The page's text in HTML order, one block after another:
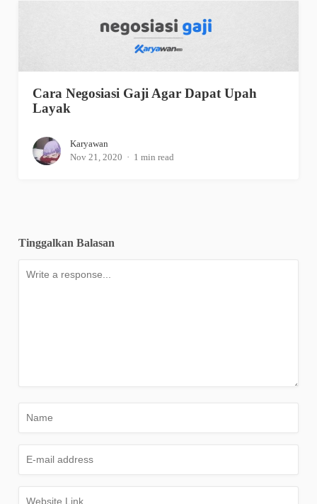
Cara Negosiasi Gaji Agar Dapat Upah
Layak
Karyawan
Nov 21, 2020
1 min read
Tinggalkan Balasan